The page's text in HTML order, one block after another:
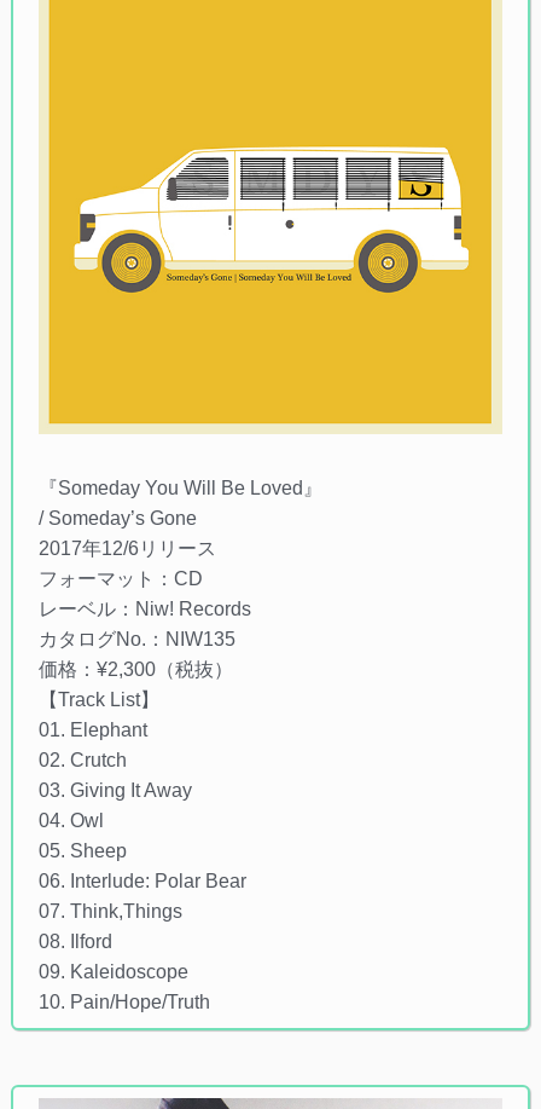
『Someday You Will Be Loved』
/ Someday’s Gone
2017年12/6リリース
フォーマット：CD
レーベル：Niw! Records
カタログNo.：NIW135
価格：¥2,300（税抜）
【Track List】
01. Elephant
02. Crutch
03. Giving It Away
04. Owl
05. Sheep
06. Interlude: Polar Bear
07. Think,Things
08. Ilford
09. Kaleidoscope
10. Pain/Hope/Truth